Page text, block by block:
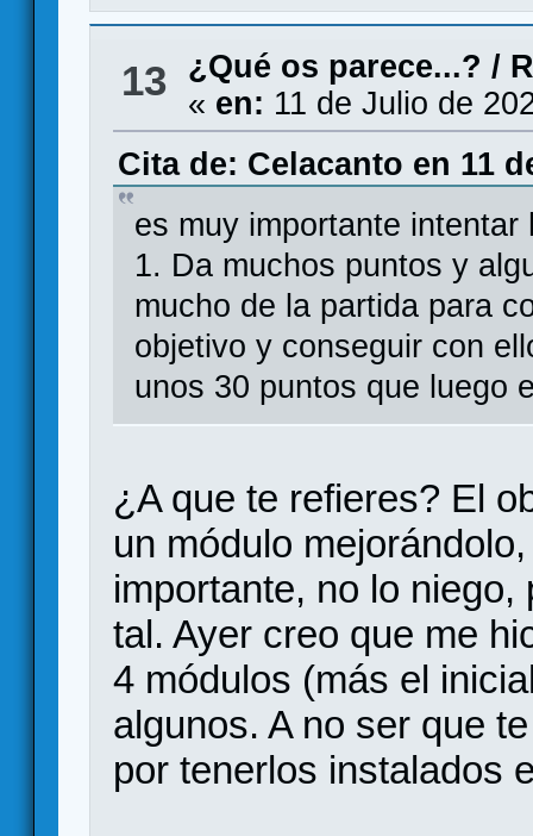
13 ¿Qué os parece...? /
« en: 11 de Julio de
Cita de: Celacanto en 11
es muy importante
1. Da muchos puntos y
mucho de la partida para
objetivo y conseguir con
unos 30 puntos que luego
¿A que te refieres? El
un módulo
importante, no lo
tal. Ayer creo que me
4 módulos (más el
algunos. A no ser que
por tenerlos instalados